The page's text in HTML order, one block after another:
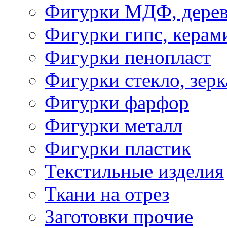
Фигурки МДФ,
Фигурки гипс,
Фигурки пенопласт
Фигурки стекло,
Фигурки фарфор
Фигурки металл
Фигурки пластик
Текстильные изделия
Ткани на отрез
Заготовки прочие